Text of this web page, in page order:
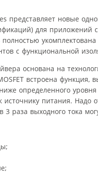
представляет новые
для
полностью
с функциональной
основана на
встроена
определенного
питания. Надо
3 раза выходного тока